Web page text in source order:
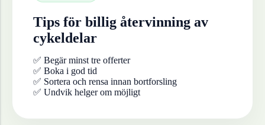
Tips för billig återvinning av
cykeldelar
✅ Begär minst tre offerter
✅ Boka i god tid
✅ Sortera och rensa innan bortforsling
✅ Undvik helger om möjligt